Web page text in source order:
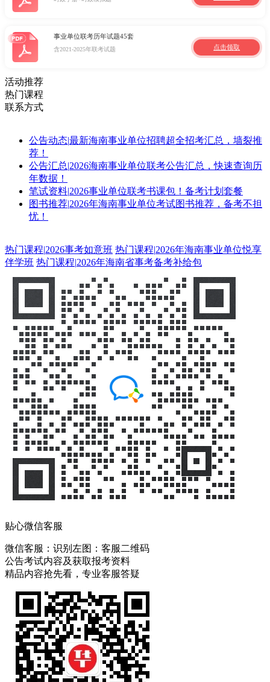
事业单位联考历年试题45套
含2021-2025年联考试题 点击领取
活动推荐
热门课程
联系方式
公告动态|最新海南事业单位招聘超全招考汇总，墙裂推
荐！
公告汇总|2026海南事业单位联考公告汇总，快速查询历
年数据！
笔试资料|2026事业单位联考书课包！备考计划套餐
图书推荐|2026年海南事业单位考试图书推荐，备考不担
忧！
热门课程|2026事考如意班 热门课程|2026年海南事业单位悦享
伴学班 热门课程|2026年海南省事考备考补给包
贴心微信客服
微信客服： 识别左图：客服二维码
公告考试内容及获取报考资料
精品内容抢先看，专业客服答疑